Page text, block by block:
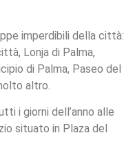
imperdibili della città:
Lonja di Palma,
di Palma, Paseo del
altro.
i giorni dell’anno alle
situato in Plaza del